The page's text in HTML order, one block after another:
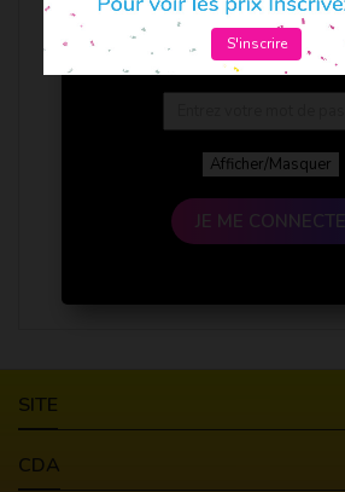
Afficher/Masquer
JE ME CONNECTE
SITE
CDA
S'inscrire